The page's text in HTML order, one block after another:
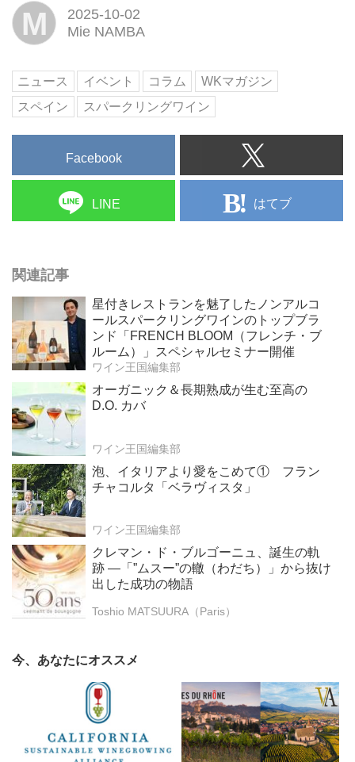
M
2025-10-02
Mie NAMBA
ニュース イベント コラム
WKマガジン
スペイン
スパークリングワイン
Facebook
LINE はてブ
関連記事
星付きレストランを魅了したノンアルコ
ールスパークリングワインのトップブラ
ンド「FRENCH BLOOM（フレンチ・ブ
ルーム）」スペシャルセミナー開催
ワイン王国編集部
オーガニック＆長期熟成が生む至高の
D.O. カバ
ワイン王国編集部
泡、イタリアより愛をこめて① フラン
チャコルタ「ベラヴィスタ」
ワイン王国編集部
クレマン・ド・ブルゴーニュ、誕生の軌
跡 ―「”ムスー”の轍（わだち）」から抜け
出した成功の物語
Toshio MATSUURA（Paris）
今、あなたにオススメ